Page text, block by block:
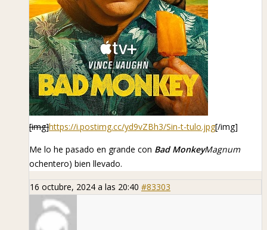
[img]https://i.postimg.cc/yd9vZBh3/Sin-t-tulo.jpg[/img]
Me lo he pasado en grande con Bad MonkeyMagnum
ochentero) bien llevado.
16 octubre, 2024 a las 20:40 #83303